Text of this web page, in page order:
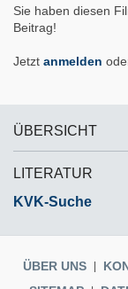
Sie haben diesen
Beitrag!
Jetzt anmelden
ÜBERSICHT
LITERATUR
KVK-Suche
ÜBER UNS